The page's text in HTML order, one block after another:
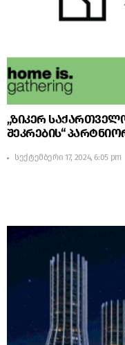
„ზიკერ
შეკრების“
სექტემბერი 17, 2024, 6:05 pm